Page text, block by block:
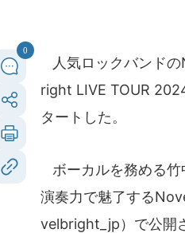
0
人気ロックバンド
right LIVE TOUR
タートした。
ボーカルを務める竹
演奏力で魅了する
velbright_jp）で公開